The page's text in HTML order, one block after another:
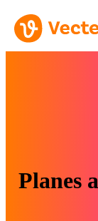
Planes